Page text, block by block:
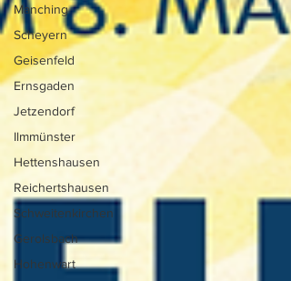
Manching
Scheyern
Geisenfeld
Ernsgaden
Jetzendorf
Ilmmünster
Hettenshausen
Reichertshausen
Schweitenkirchen
Gerolsbach
Hohenwart